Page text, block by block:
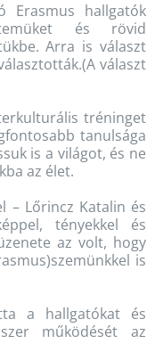
Erasmus hallgatók
és rövid
Arra is választ
választ
tréninget
tanulsága
is a világot, és ne
az élet.
– Lőrincz Katalin és
tényekkel és
az volt, hogy
is
a hallgatókat és
működését az